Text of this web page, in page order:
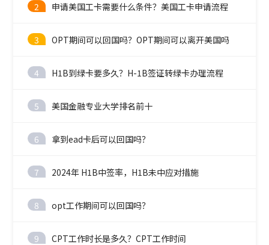
2 申请美国工卡需要什么条件？美国工卡申请流程
3 OPT期间可以回国吗？OPT期间可以离开美国吗
4 H1B到绿卡要多久？H-1B签证转绿卡办理流程
5 美国金融专业大学排名前十
6 拿到ead卡后可以回国吗？
7 2024年 H1B中签率，H1B未中应对措施
8 opt工作期间可以回国吗？
9 CPT工作时长是多久？CPT工作时间